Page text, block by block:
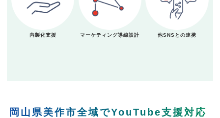
内製化支援 マーケティング導線設計 他SNSとの連携
岡山県美作市全域でYouTube支援対応